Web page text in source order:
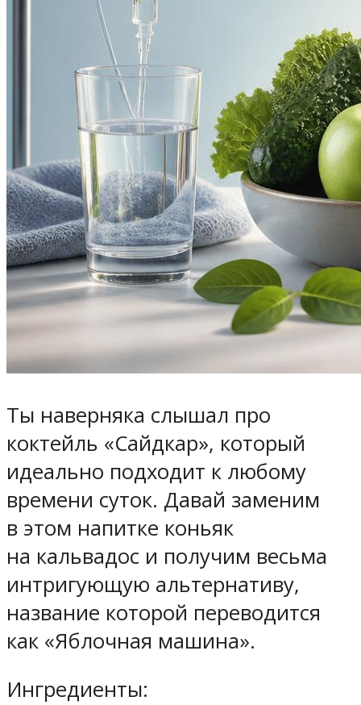
Ты наверняка слышал про
коктейль «Сайдкар», который
идеально подходит к любому
времени суток. Давай заменим
в этом напитке коньяк
на кальвадос и получим весьма
интригующую альтернативу,
название которой переводится
как «Яблочная машина».
Ингредиенты: